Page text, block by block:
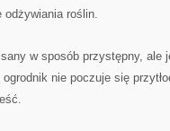
odżywiania roślin.
w sposób przystępny, ale
nie poczuje się